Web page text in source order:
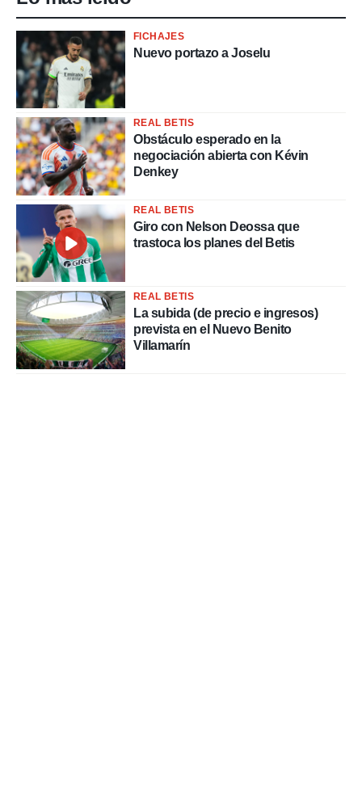
FICHAJES
Nuevo portazo a Joselu
REAL BETIS
Obstáculo esperado en la
negociación abierta con Kévin
Denkey
REAL BETIS
Giro con Nelson Deossa que
trastoca los planes del Betis
REAL BETIS
La subida (de precio e ingresos)
prevista en el Nuevo Benito
Villamarín